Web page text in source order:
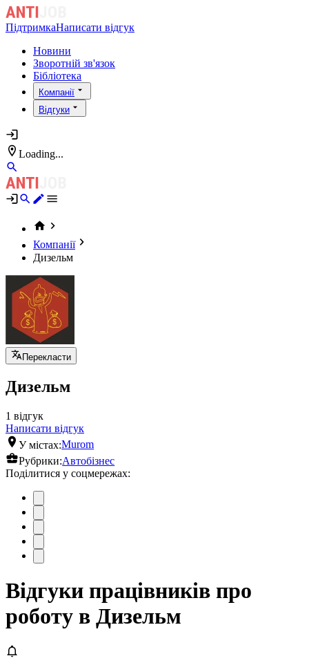
ПідтримкаНаписати відгук
Новини
Зворотній зв'язок
Бібліотека
Компанії
Відгуки
Loading...
Компанії
Дизельм
Перекласти
Дизельм
1 відгук
Написати відгук
У містах:Murom
Рубрики:Автобізнес
Поділитися у соцмережах:
Відгуки працівників про
роботу в Дизельм